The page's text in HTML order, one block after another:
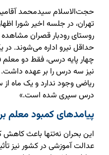
حجت‌الاسلام سیدمحمد
تهران، در جلسه اخیر شورا
روستای رودبار قصران
چهار پایه درسی، فقط دو
نیز سه درس را بر عهده
ریاضی وجود ندارد و یک ماه
درس سپری شده است.»
پیامدهای کمبود معلم
این بحران نه‌تنها باعث
عدالت آموزشی در کشور نیز